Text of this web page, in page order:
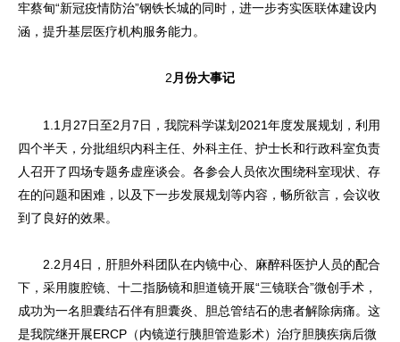
牢蔡甸“新冠疫情防治”钢铁长城的同时，进一步夯实医联体建设内
涵，提升基层医疗机构服务能力。
2 月份大事记
1.1月27日至2月7日，我院科学谋划2021年度发展规划，利用
四个半天，分批组织内科主任、外科主任、护士长和行政科室负责
人召开了四场专题务虚座谈会。各参会人员依次围绕科室现状、存
在的问题和困难，以及下一步发展规划等内容，畅所欲言，会议收
到了良好的效果。
2.2月4日，肝胆外科团队在内镜中心、麻醉科医护人员的配合
下，采用腹腔镜、十二指肠镜和胆道镜开展“三镜联合”微创手术，
成功为一名胆囊结石伴有胆囊炎、胆总管结石的患者解除病痛。这
是我院继开展ERCP（内镜逆行胰胆管造影术）治疗胆胰疾病后微